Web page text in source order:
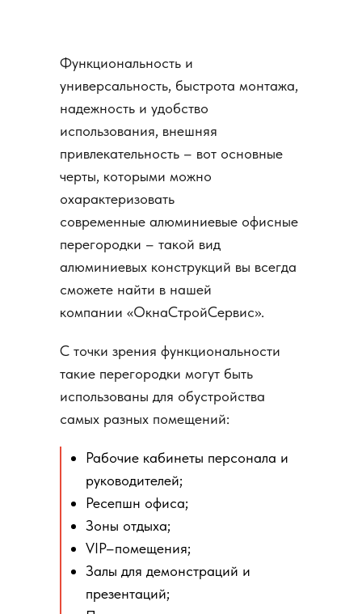
Рабочие кабинеты персонала и
руководителей;
Ресепшн офиса;
Зоны отдыха;
VIP–помещения;
Залы для демонстраций и
презентаций;
С точки зрения функциональности
такие перегородки могут быть
использованы для обустройства
самых разных помещений:
Функциональность и
универсальность, быстрота монтажа,
надежность и удобство
использования, внешняя
привлекательность – вот основные
черты, которыми можно
охарактеризовать
современные алюминиевые офисные
перегородки – такой вид
алюминиевых конструкций вы всегда
сможете найти в нашей
компании «ОкнаСтройСервис».